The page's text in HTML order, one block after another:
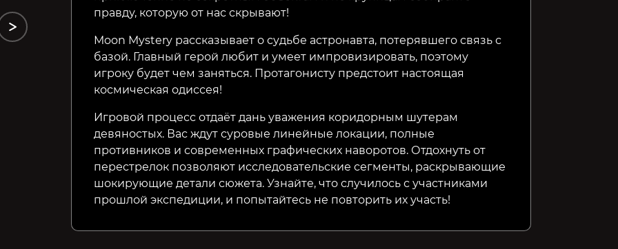
правду, которую от нас скрывают!
Moon Mystery рассказывает о судьбе астронавта, потерявшего связь с
базой. Главный герой любит и умеет импровизировать, поэтому
игроку будет чем заняться. Протагонисту предстоит настоящая
космическая одиссея!
Игровой процесс отдаёт дань уважения коридорным шутерам
девяностых. Вас ждут суровые линейные локации, полные
противников и современных графических наворотов. Отдохнуть от
перестрелок позволяют исследовательские сегменты, раскрывающие
шокирующие детали сюжета. Узнайте, что случилось с участниками
прошлой экспедиции, и попытайтесь не повторить их участь!